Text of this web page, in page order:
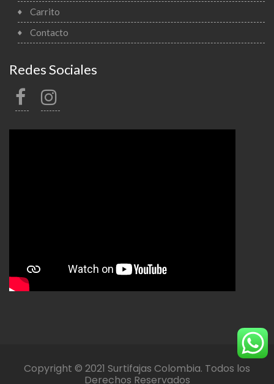
Carrito
Contacto
Redes Sociales
Copyright © 2021 Surtifajas Colombia. Todos los
Derechos Reservados